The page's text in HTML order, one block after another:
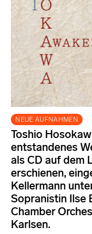
NEUE AUFNAHMEN
Toshio
entstandenes
als CD auf dem
erschienen,
Kellermann
Sopranistin Ilse
Chamber
Karlsen.